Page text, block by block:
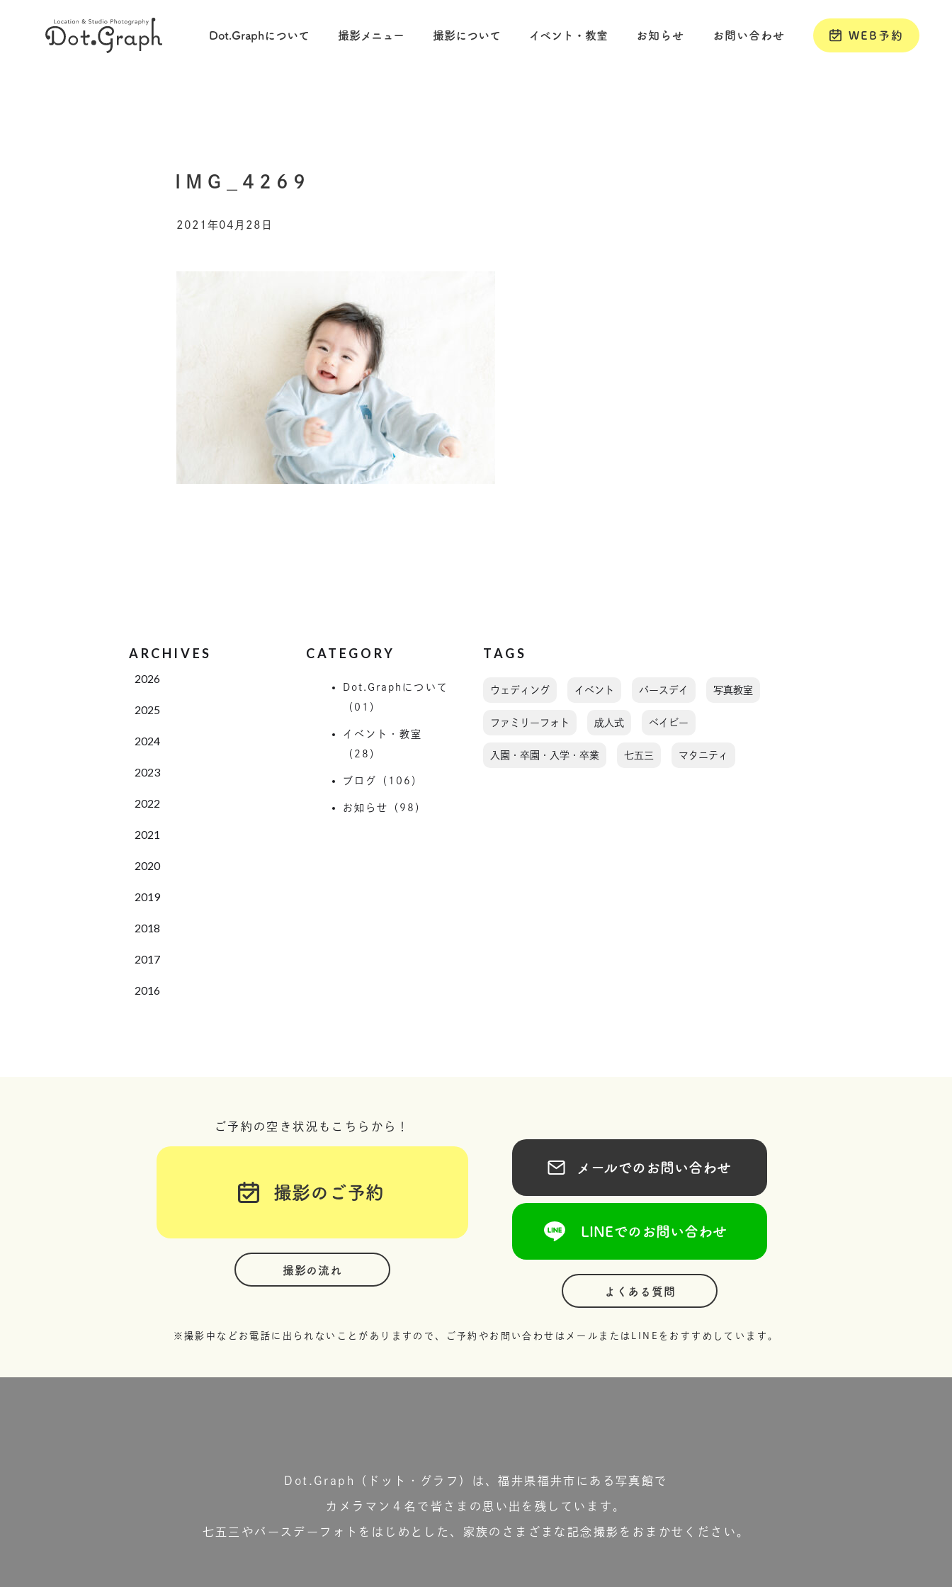
Dot.Graphについて 撮影メニュー 撮影について イベント・教室 お知らせ お問い合わせ WEB予約
IMG_4269
2021年04月28日
ARCHIVES
2026
2025
2024
2023
2022
2021
2020
2019
2018
2017
2016
CATEGORY
Dot.Graphについて
（01）
イベント・教室
（28）
ブログ（106）
お知らせ（98）
TAGS
ウェディング イベント バースデイ 写真教室
ファミリーフォト 成人式 ベイビー
入園・卒園・入学・卒業 七五三 マタニティ
ご予約の空き状況もこちらから！
撮影のご予約
撮影の流れ
メールでのお問い合わせ
LINEでのお問い合わせ
よくある質問
※撮影中などお電話に出られないことがありますので、ご予約やお問い合わせはメールまたはLINEをおすすめしています。
Dot.Graph（ドット・グラフ）は、福井県福井市にある写真館で
カメラマン４名で皆さまの思い出を残しています。
七五三やバースデーフォトをはじめとした、家族のさまざまな記念撮影をおまかせください。